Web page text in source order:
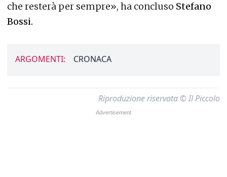
che resterà per sempre», ha concluso Stefano
Bossi.
ARGOMENTI: CRONACA
Riproduzione riservata © Il Piccolo